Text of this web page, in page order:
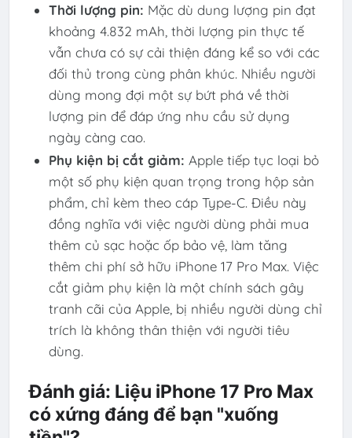
Thời lượng pin: Mặc dù dung lượng pin đạt
khoảng 4.832 mAh, thời lượng pin thực tế
vẫn chưa có sự cải thiện đáng kể so với các
đối thủ trong cùng phân khúc. Nhiều người
dùng mong đợi một sự bứt phá về thời
lượng pin để đáp ứng nhu cầu sử dụng
ngày càng cao.
Phụ kiện bị cắt giảm: Apple tiếp tục loại bỏ
một số phụ kiện quan trọng trong hộp sản
phẩm, chỉ kèm theo cáp Type-C. Điều này
đồng nghĩa với việc người dùng phải mua
thêm củ sạc hoặc ốp bảo vệ, làm tăng
thêm chi phí sở hữu iPhone 17 Pro Max. Việc
cắt giảm phụ kiện là một chính sách gây
tranh cãi của Apple, bị nhiều người dùng chỉ
trích là không thân thiện với người tiêu
dùng.
Đánh giá: Liệu iPhone 17 Pro Max
có xứng đáng để bạn "xuống